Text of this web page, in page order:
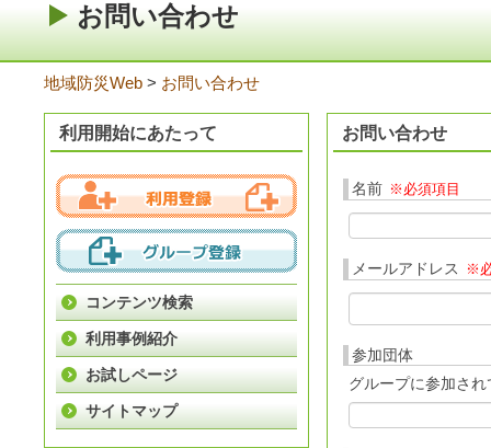
お問い合わせ
地域防災Web > お問い合わせ
利用開始にあたって
コンテンツ検索
利用事例紹介
お試しページ
サイトマップ
お問い合わせ
名前 ※必須項目
メールアドレス ※
参加団体
グループに参加さ